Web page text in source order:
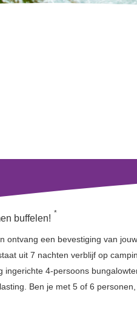
buffelen! *
ontvang een bevestiging van
uit 7 nachten verblijf op
ingerichte 4-persoons
Ben je met 5 of 6